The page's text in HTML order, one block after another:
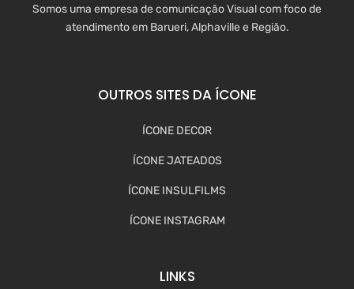
Somos uma empresa de comunicação Visual com foco de
atendimento em Barueri, Alphaville e Região.
OUTROS SITES DA ÍCONE
ÍCONE DECOR
ÍCONE JATEADOS
ÍCONE INSULFILMS
ÍCONE INSTAGRAM
LINKS